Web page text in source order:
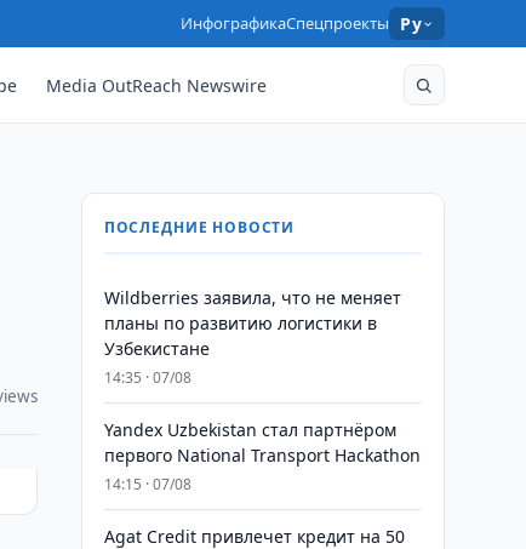
ИнфографикаСпецпроекты Ру
Media OutReach Newswire
ПОСЛЕДНИЕ НОВОСТИ
Wildberries заявила, что не меняет
планы по развитию логистики в
Узбекистане
14:35 · 07/08
Yandex Uzbekistan стал партнёром
первого National Transport Hackathon
14:15 · 07/08
Agat Credit привлечет кредит на 50